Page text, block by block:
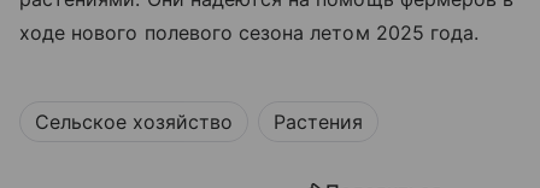
ходе нового полевого сезона летом 2025 года.
Сельское хозяйство Растения